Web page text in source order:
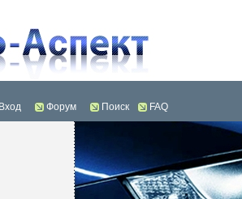
Вход Форум Поиск FAQ